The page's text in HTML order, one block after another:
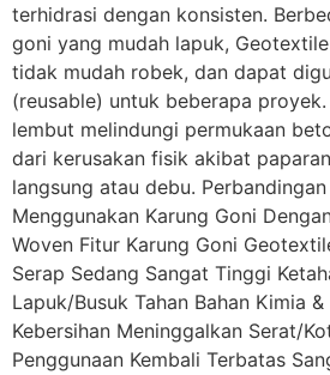
terhidrasi dengan konsisten.
goni yang mudah lapuk,
tidak mudah robek, dan dapat
(reusable) untuk beberapa
lembut melindungi permukaan
dari kerusakan fisik akibat
langsung atau debu.
Menggunakan Karung Goni
Woven Fitur Karung Goni
Serap Sedang Sangat Tinggi
Lapuk/Busuk Tahan Bahan Kimia
Kebersihan Meninggalkan Serat/
Penggunaan Kembali Terbatas